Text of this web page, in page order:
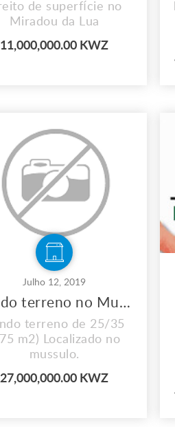
de superfície no
Miradou da Lua
11,000,000.00 KWZ
Julho 12, 2019
Vendo terreno no Mussulo
terreno de 25/35
m2) Localizado no
mussulo.
27,000,000.00 KWZ